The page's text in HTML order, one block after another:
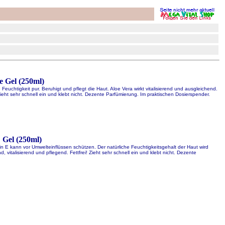
Gel (250ml)
pur. Beruhigt und pflegt die Haut. Aloe Vera wirkt vitalisierend und ausgleichend.
sehr schnell ein und klebt nicht. Dezente Parfümierung. Im praktischen Dosierspender.
(250ml)
E kann vor Umwelteinflüssen schützen. Der natürliche Feuchtigkeitsgehalt der Haut wird
vitalisierend und pflegend. Fettfrei! Zieht sehr schnell ein und klebt nicht. Dezente